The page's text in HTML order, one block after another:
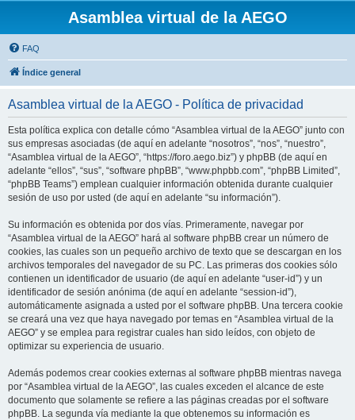
Asamblea virtual de la AEGO
FAQ
Índice general
Asamblea virtual de la AEGO - Política de privacidad
Esta política explica con detalle cómo “Asamblea virtual de la AEGO” junto con
sus empresas asociadas (de aquí en adelante “nosotros”, “nos”, “nuestro”,
“Asamblea virtual de la AEGO”, “https://foro.aego.biz”) y phpBB (de aquí en
adelante “ellos”, “sus”, “software phpBB”, “www.phpbb.com”, “phpBB Limited”,
“phpBB Teams”) emplean cualquier información obtenida durante cualquier
sesión de uso por usted (de aquí en adelante “su información”).
Su información es obtenida por dos vías. Primeramente, navegar por
“Asamblea virtual de la AEGO” hará al software phpBB crear un número de
cookies, las cuales son un pequeño archivo de texto que se descargan en los
archivos temporales del navegador de su PC. Las primeras dos cookies sólo
contienen un identificador de usuario (de aquí en adelante “user-id”) y un
identificador de sesión anónima (de aquí en adelante “session-id”),
automáticamente asignada a usted por el software phpBB. Una tercera cookie
se creará una vez que haya navegado por temas en “Asamblea virtual de la
AEGO” y se emplea para registrar cuales han sido leídos, con objeto de
optimizar su experiencia de usuario.
Además podemos crear cookies externas al software phpBB mientras navega
por “Asamblea virtual de la AEGO”, las cuales exceden el alcance de este
documento que solamente se refiere a las páginas creadas por el software
phpBB. La segunda vía mediante la que obtenemos su información es